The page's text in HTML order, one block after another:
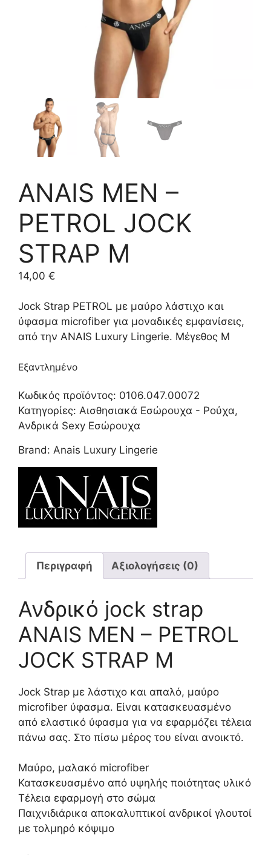
ANAIS MEN –
PETROL JOCK
STRAP M
14,00 €
Jock Strap PETROL με μαύρο λάστιχο και
ύφασμα microfiber για μοναδικές εμφανίσεις,
από την ANAIS Luxury Lingerie. Μέγεθος M
Εξαντλημένο
Κωδικός προϊόντος: 0106.047.00072
Κατηγορίες: Αισθησιακά Εσώρουχα - Ρούχα,
Ανδρικά Sexy Εσώρουχα
Brand: Anais Luxury Lingerie
Περιγραφή Αξιολογήσεις (0)
Ανδρικό jock strap
ANAIS MEN – PETROL
JOCK STRAP M
Jock Strap με λάστιχο και απαλό, μαύρο
microfiber ύφασμα. Είναι κατασκευασμένο
από ελαστικό ύφασμα για να εφαρμόζει τέλεια
πάνω σας. Στο πίσω μέρος του είναι ανοικτό.
Μαύρο, μαλακό microfiber
Κατασκευασμένο από υψηλής ποιότητας υλικό
Τέλεια εφαρμογή στο σώμα
Παιχνιδιάρικα αποκαλυπτικοί ανδρικοί γλουτοί
με τολμηρό κόψιμο